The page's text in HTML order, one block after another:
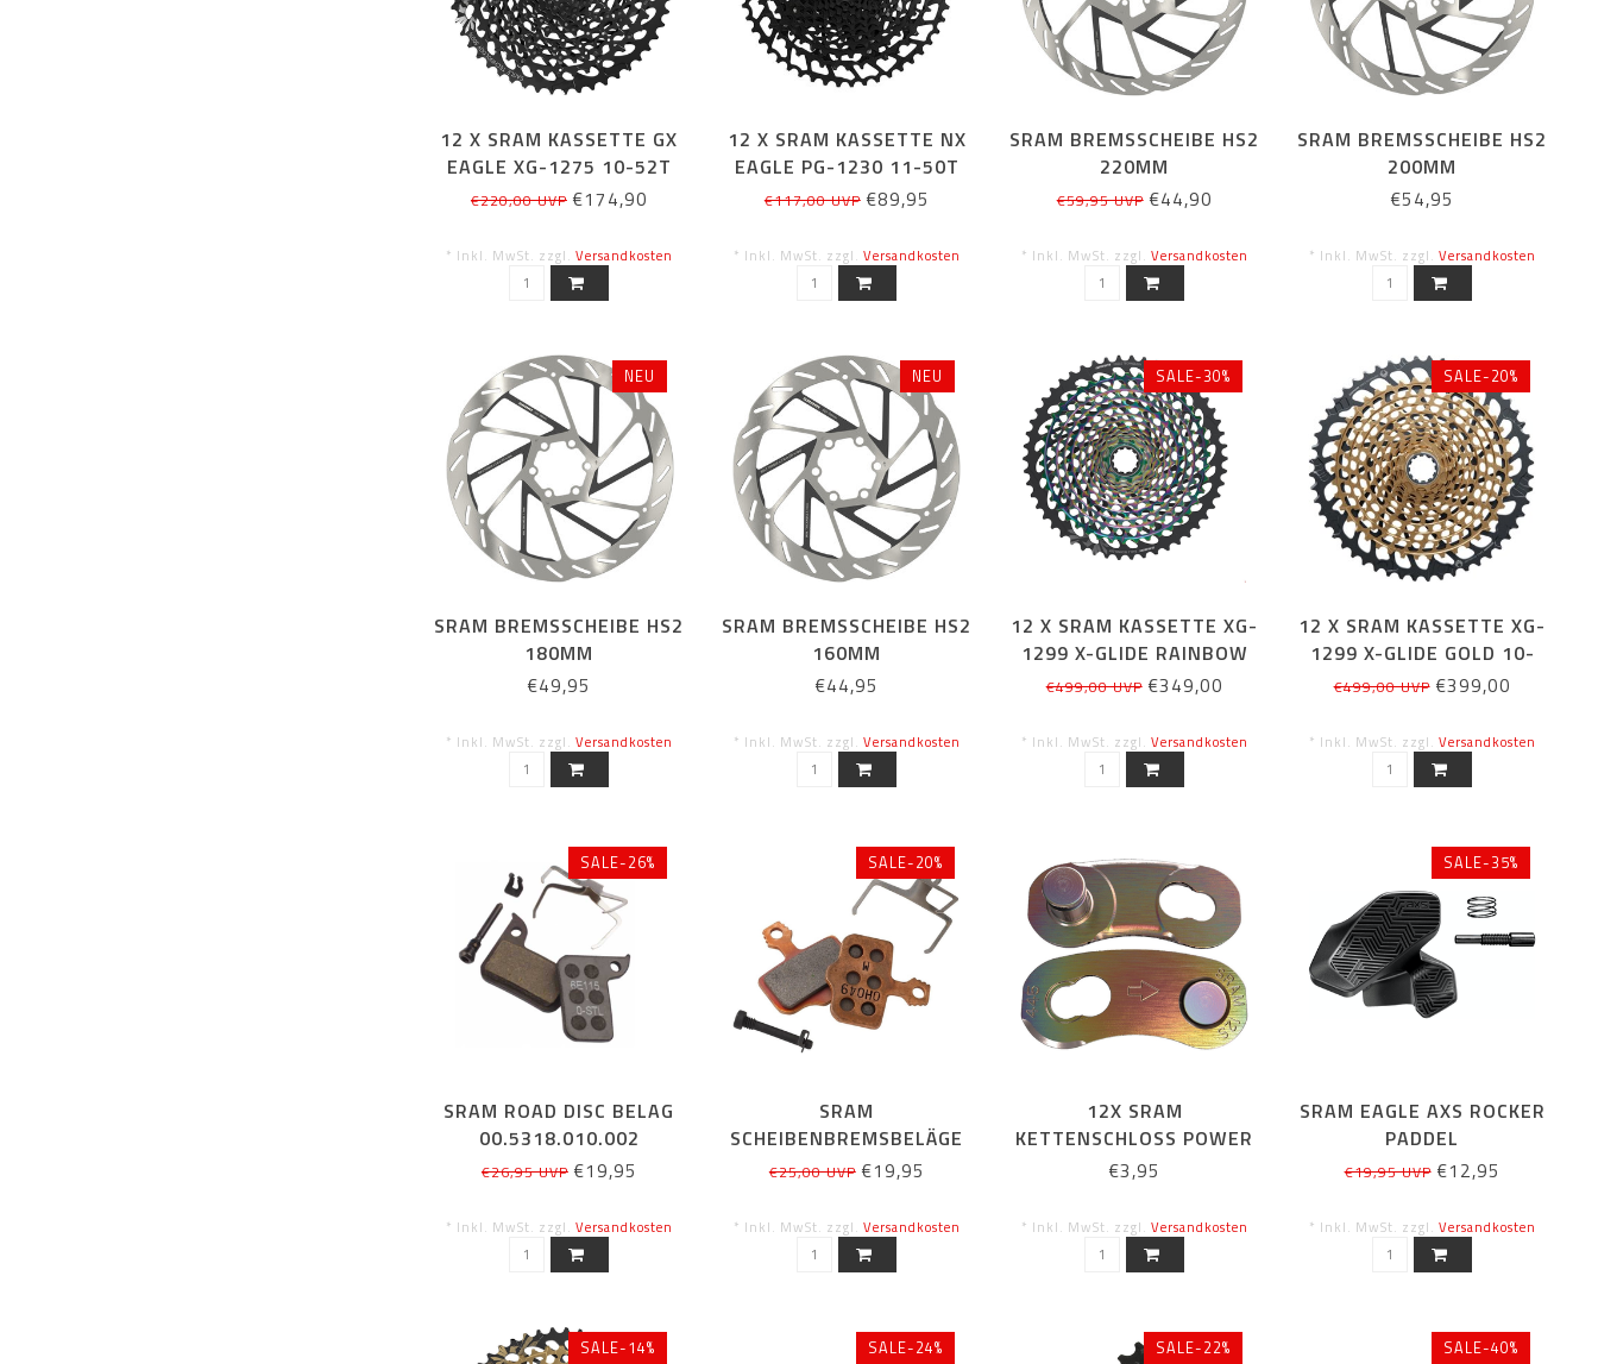
12 X SRAM KASSETTE GX
EAGLE XG-1275 10-52T
€220,00 UVP€174,90
* Inkl. MwSt. zzgl. Versandkosten
12 X SRAM KASSETTE NX
EAGLE PG-1230 11-50T
€117,00 UVP€89,95
* Inkl. MwSt. zzgl. Versandkosten
SRAM BREMSSCHEIBE HS2
220MM
€59,95 UVP€44,90
* Inkl. MwSt. zzgl. Versandkosten
SRAM BREMSSCHEIBE HS2
200MM
€54,95
* Inkl. MwSt. zzgl. Versandkosten
NEU
SRAM BREMSSCHEIBE HS2
180MM
€49,95
* Inkl. MwSt. zzgl. Versandkosten
NEU
SRAM BREMSSCHEIBE HS2
160MM
€44,95
* Inkl. MwSt. zzgl. Versandkosten
SALE-30%
12 X SRAM KASSETTE XG-
1299 X-GLIDE RAINBOW
10-52T
€499,00 UVP€349,00
* Inkl. MwSt. zzgl. Versandkosten
SALE-20%
12 X SRAM KASSETTE XG-
1299 X-GLIDE GOLD 10-
52T
€499,00 UVP€399,00
* Inkl. MwSt. zzgl. Versandkosten
SALE-26%
SRAM ROAD DISC BELAG
00.5318.010.002
ORGANISCH/ STAHL
€26,95 UVP€19,95
* Inkl. MwSt. zzgl. Versandkosten
SALE-20%
SRAM
SCHEIBENBREMSBELÄGE
ELIXIR / XX / DB / LEVEL
€25,00 UVP€19,95
* Inkl. MwSt. zzgl. Versandkosten
12X SRAM
KETTENSCHLOSS POWER
LOCK, 12-FACH KETTEN
€3,95
* Inkl. MwSt. zzgl. Versandkosten
SALE-35%
SRAM EAGLE AXS ROCKER
PADDEL
€19,95 UVP€12,95
* Inkl. MwSt. zzgl. Versandkosten
SALE-14% SALE-24% SALE-22% SALE-40%